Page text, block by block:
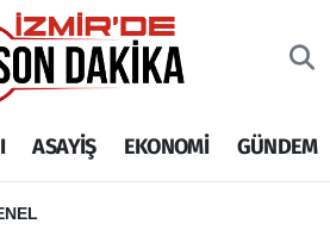
ASAYİŞ EKONOMİ GÜNDEM